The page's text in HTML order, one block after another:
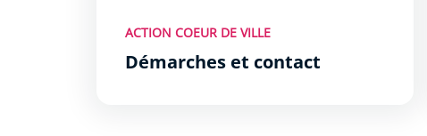
ACTION COEUR DE VILLE
Démarches et contact